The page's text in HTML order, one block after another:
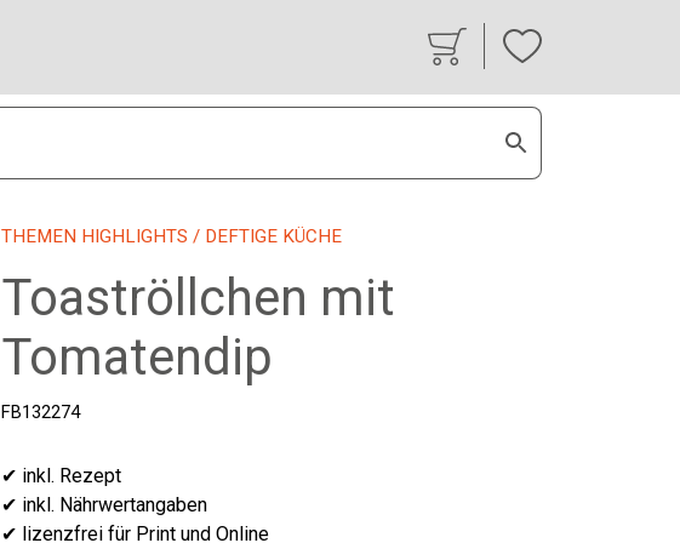
THEMEN HIGHLIGHTS / DEFTIGE KÜCHE
Toaströllchen mit
Tomatendip
FB132274
✔ inkl. Rezept
✔ inkl. Nährwertangaben
✔ lizenzfrei für Print und Online